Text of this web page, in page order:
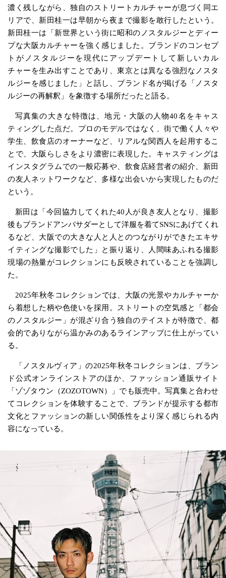
濃く残しながら、独自のストリートカルチャーが息づく同エ
リアで、新田桂一は早朝から夜まで撮影を敢行したという。
新田桂一は「新世界という街に昭和のノスタルジーとディー
プな大阪カルチャーを強く感じました。ブランドのコンセプ
トがノスタルジーを現代にアップデートして新しいカル
チャーを生み出すことであり、東京とは異なる強烈なノスタ
ルジーを感じました」と話し、ブランド名が掲げる「ノスタ
ルジーの再解釈」を象徴する場所だったと語る。
写真集の大きな特徴は、地元・大阪の人物40名をキャス
ティングした点だ。プロのモデルではなく、街で働く人々や
学生、飲食店のオーナーなど、リアルな関西人を起用するこ
とで、大阪らしさをより濃密に表現した。キャスティングは
インスタグラムでの一般応募や、飲食店経営者の紹介、新田
の友人ネットワークなど、多様な出会いから実現したものだ
という。
新田は「今回協力してくれた40人が良き友人となり、撮影
後もブランドアンバサダーとして洋服を着てSNSにあげてくれ
るなど、大阪での大きな人と人とのつながりができたエキサ
イティングな撮影でした」と振り返り、人間味あふれる撮影
現場の熱量がコレクションにも反映されていることを強調し
た。
2025年秋冬コレクションでは、大阪の光景やカルチャーか
ら着想した柄や色使いを採用。ストリートの空気感と「都会
のノスタルジー」が混ざり合う独自のテイストが特徴で、都
会的でありながら温かみのあるラインアップに仕上がってい
る。
「ノスタルヴィア」の2025年秋冬コレクションは、ブラン
ド公式オンラインストアのほか、ファッション通販サイト
「ゾゾタウン（ZOZOTOWN）」でも販売中。写真集と合わせ
てコレクションを体験することで、ブランドが提示する都市
文化とファッションの新しい関係性をより深く感じられる内
容になっている。